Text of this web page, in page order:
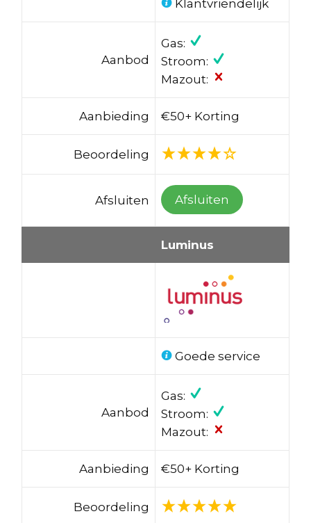
Klantvriendelijk
Aanbod
Gas:
Stroom:
Mazout:
Aanbieding €50+ Korting
Beoordeling
Afsluiten Afsluiten
Luminus
Goede service
Aanbod
Gas:
Stroom:
Mazout:
Aanbieding €50+ Korting
Beoordeling